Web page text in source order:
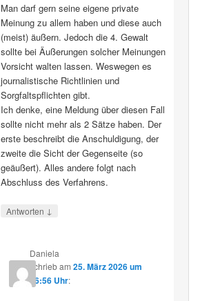
Man darf gern seine eigene private
Meinung zu allem haben und diese auch
(meist) äußern. Jedoch die 4. Gewalt
sollte bei Äußerungen solcher Meinungen
Vorsicht walten lassen. Weswegen es
journalistische Richtlinien und
Sorgfaltspflichten gibt.
Ich denke, eine Meldung über diesen Fall
sollte nicht mehr als 2 Sätze haben. Der
erste beschreibt die Anschuldigung, der
zweite die Sicht der Gegenseite (so
geäußert). Alles andere folgt nach
Abschluss des Verfahrens.
Antworten ↓
Daniela
schriebam25. März 2026 um
16:56 Uhr: